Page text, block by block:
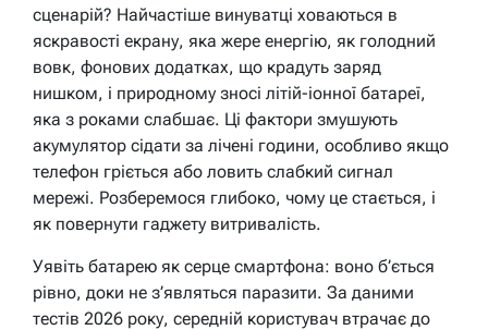
сценарій? Найчастіше винуватці ховаються в
яскравості екрану, яка жере енергію, як голодний
вовк, фонових додатках, що крадуть заряд
нишком, і природному зносі літій-іонної батареї,
яка з роками слабшає. Ці фактори змушують
акумулятор сідати за лічені години, особливо якщо
телефон гріється або ловить слабкий сигнал
мережі. Розберемося глибоко, чому це стається, і
як повернути гаджету витривалість.
Уявіть батарею як серце смартфона: воно б’ється
рівно, доки не з’являться паразити. За даними
тестів 2026 року, середній користувач втрачає до